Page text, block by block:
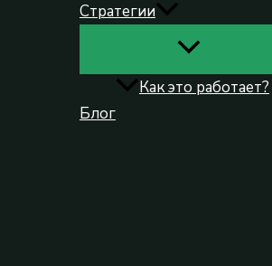
Стратегии
Как это работает?
Блог